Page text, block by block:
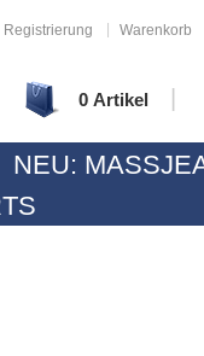
Registrierung Warenkorb
0 Artikel
NEU: